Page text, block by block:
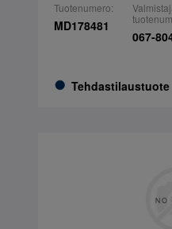
Tuotenumero:
MD178481
Tehdastilaustuote
067-